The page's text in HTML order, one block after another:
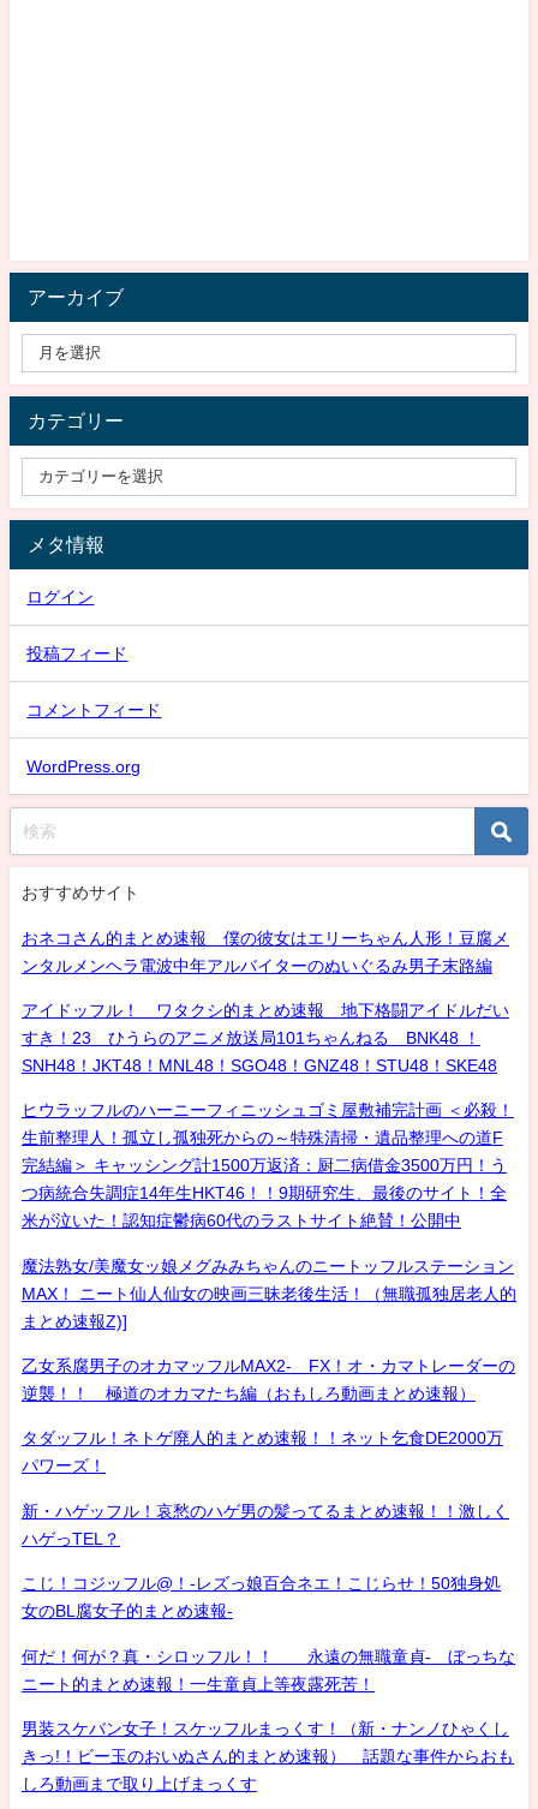
アーカイブ
カテゴリー
メタ情報
ログイン
投稿フィード
コメントフィード
WordPress.org
おすすめサイト
おネコさん的まとめ速報 僕の彼女はエリーちゃん人形！豆腐メ
ンタルメンヘラ電波中年アルバイターのぬいぐるみ男子末路編
アイドッフル！ ワタクシ的まとめ速報 地下格闘アイドルだい
すき！23 ひうらのアニメ放送局101ちゃんねる BNK48 ！
SNH48！JKT48！MNL48！SGO48！GNZ48！STU48！SKE48
ヒウラッフルのハーニーフィニッシュゴミ屋敷補完計画 ＜必殺！
生前整理人！孤立し孤独死からの～特殊清掃・遺品整理への道F
完結編＞ キャッシング計1500万返済：厨二病借金3500万円！う
つ病統合失調症14年生HKT46！！9期研究生、最後のサイト！全
米が泣いた！認知症鬱病60代のラストサイト絶賛！公開中
魔法熟女/美魔女ッ娘メグみみちゃんのニートッフルステーション
MAX！ ニート仙人仙女の映画三昧老後生活！（無職孤独居老人的
まとめ速報Z)]
乙女系腐男子のオカマッフルMAX2- FX！オ・カマトレーダーの
逆襲！！ 極道のオカマたち編（おもしろ動画まとめ速報）
タダッフル！ネトゲ廃人的まとめ速報！！ネット乞食DE2000万
パワーズ！
新・ハゲッフル！哀愁のハゲ男の髪ってるまとめ速報！！激しく
ハゲっTEL？
こじ！コジッフル@！-レズっ娘百合ネエ！こじらせ！50独身処
女のBL腐女子的まとめ速報-
何だ！何が？真・シロッフル！！ 永遠の無職童貞- ぼっちな
ニート的まとめ速報！一生童貞上等夜露死苦！
男装スケバン女子！スケッフルまっくす！（新・ナンノひゃくし
きっ!！ビー玉のおいぬさん的まとめ速報） 話題な事件からおも
しろ動画まで取り上げまっくす